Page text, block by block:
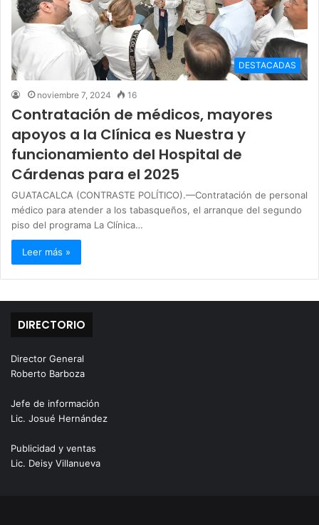
DESTACADAS
noviembre 7, 2024 16
Contratación de médicos, mayores
apoyos a la Clínica es Nuestra y
funcionamiento del Hospital de
Cárdenas para el 2025
GUATACALCA (CONTRASTE POLÍTICO).—Contratación de personal
médico para atender a los tabasqueños, el arranque del segundo
piso del programa La Clínica…
Leer más »
DIRECTORIO
Director General
Roberto Barboza
Jefe de información
Lic. Josué Hernández
Publicidad y ventas
Lic. Deisy Villanueva